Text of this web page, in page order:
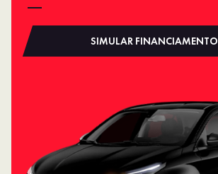
SIMULAR FINANCIAMENTO